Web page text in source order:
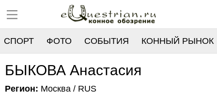
СПОРТ ФОТО СОБЫТИЯ КОННЫЙ РЫНОК
РЕЕСТР
БЫКОВА Анастасия
Регион: Москва / RUS